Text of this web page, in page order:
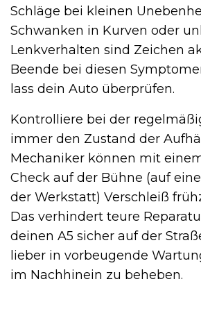
Schläge bei kleinen
Schwanken in Kurven oder
Lenkverhalten sind Zeichen
Beende bei diesen
lass dein Auto überprüfen.
Kontrolliere bei der
immer den Zustand der
Mechaniker können mit
Check auf der Bühne (auf
der Werkstatt) Verschleiß
Das verhindert teure
deinen A5 sicher auf der
lieber in vorbeugende
im Nachhinein zu beheben.